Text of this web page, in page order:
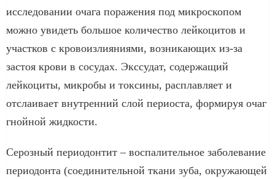
исследовании очага поражения под микроскопом
можно увидеть большое количество лейкоцитов и
участков с кровоизлияниями, возникающих из-за
застоя крови в сосудах. Экссудат, содержащий
лейкоциты, микробы и токсины, расплавляет и
отслаивает внутренний слой периоста, формируя очаг
гнойной жидкости.
Серозный периодонтит – воспалительное заболевание
периодонта (соединительной ткани зуба, окружающей